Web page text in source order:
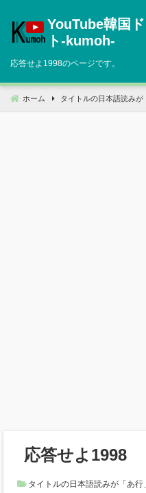
へ
動
YouTube韓国
ト‐kumoh‐
応答せよ1998のページです。
ホーム タイトルの日本語読み
応答せよ1998
タイトルの日本語読みが「あ行